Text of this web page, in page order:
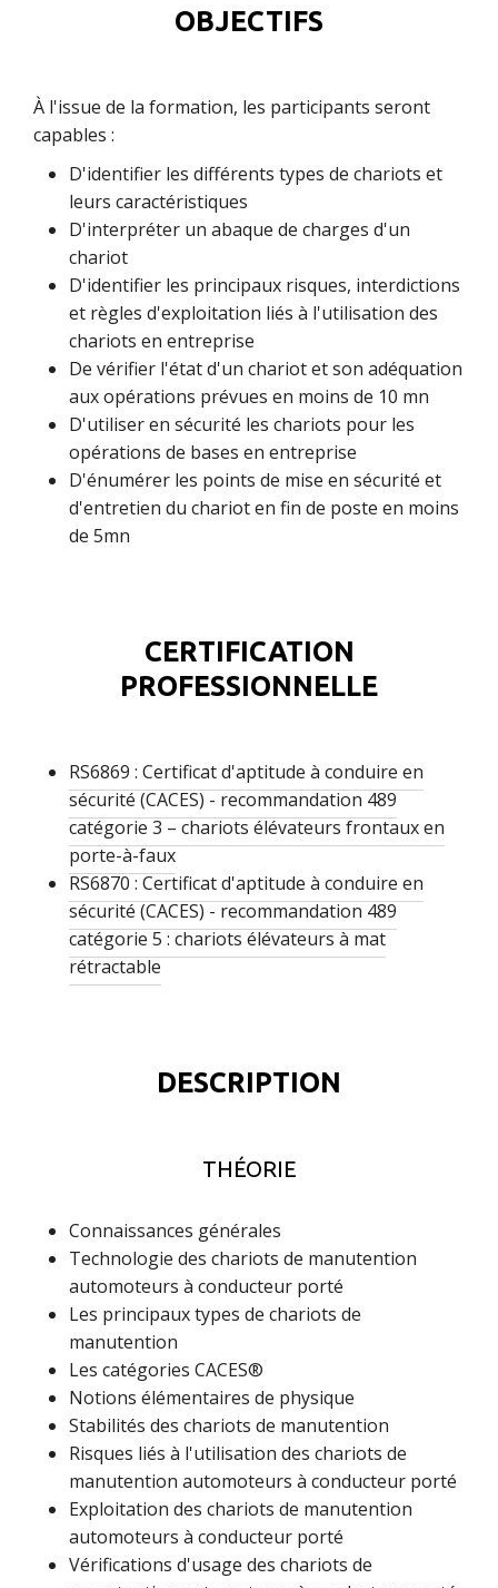
OBJECTIFS
À l'issue de la formation, les participants seront
capables :
D'identifier les différents types de chariots et
leurs caractéristiques
D'interpréter un abaque de charges d'un
chariot
D'identifier les principaux risques, interdictions
et règles d'exploitation liés à l'utilisation des
chariots en entreprise
De vérifier l'état d'un chariot et son adéquation
aux opérations prévues en moins de 10 mn
D'utiliser en sécurité les chariots pour les
opérations de bases en entreprise
D'énumérer les points de mise en sécurité et
d'entretien du chariot en fin de poste en moins
de 5mn
CERTIFICATION
PROFESSIONNELLE
RS6869 : Certificat d'aptitude à conduire en
sécurité (CACES) - recommandation 489
catégorie 3 – chariots élévateurs frontaux en
porte-à-faux
RS6870 : Certificat d'aptitude à conduire en
sécurité (CACES) - recommandation 489
catégorie 5 : chariots élévateurs à mat
rétractable
DESCRIPTION
THÉORIE
Connaissances générales
Technologie des chariots de manutention
automoteurs à conducteur porté
Les principaux types de chariots de
manutention
Les catégories CACES®
Notions élémentaires de physique
Stabilités des chariots de manutention
Risques liés à l'utilisation des chariots de
manutention automoteurs à conducteur porté
Exploitation des chariots de manutention
automoteurs à conducteur porté
Vérifications d'usage des chariots de